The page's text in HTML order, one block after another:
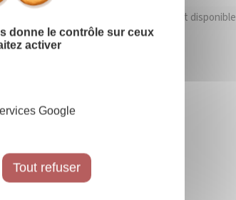
donne le contrôle sur ceux
activer
Google
Tout refuser
Prévenez-moi lorsque le produit est disponible